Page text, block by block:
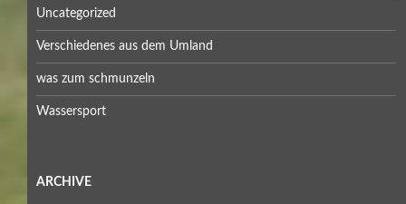
Uncategorized
Verschiedenes aus dem Umland
was zum schmunzeln
Wassersport
ARCHIVE